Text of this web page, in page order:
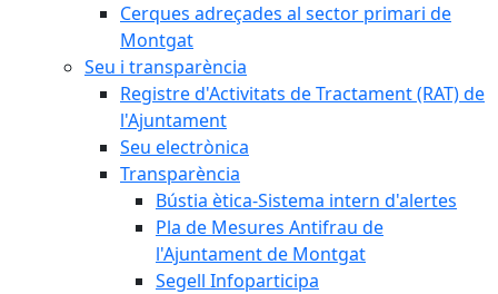
Cerques adreçades al sector primari de
Montgat
Seu i transparència
Registre d'Activitats de Tractament (RAT) de
l'Ajuntament
Seu electrònica
Transparència
Bústia ètica-Sistema intern d'alertes
Pla de Mesures Antifrau de
l'Ajuntament de Montgat
Segell Infoparticipa